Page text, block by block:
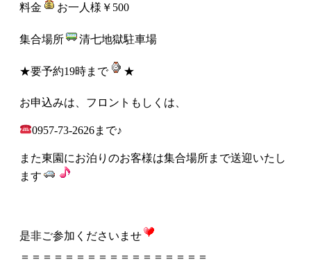
料金 お一人様￥500
集合場所 清七地獄駐車場
★要予約19時まで ★
お申込みは、フロントもしくは、
0957-73-2626まで♪
また東園にお泊りのお客様は集合場所まで送迎いたし
ます
是非ご参加くださいませ
＝＝＝＝＝＝＝＝＝＝＝＝＝＝＝＝＝